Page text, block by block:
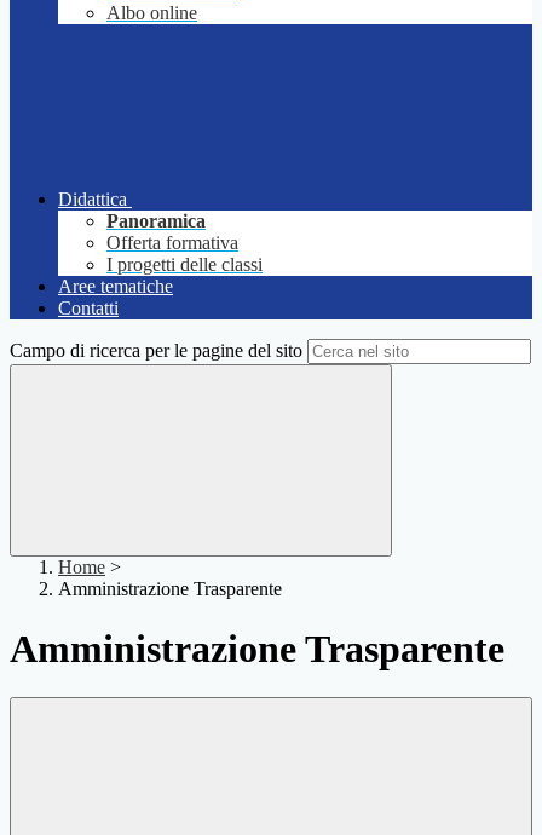
Albo online
Didattica
Panoramica
Offerta formativa
I progetti delle classi
Aree tematiche
Contatti
Campo di ricerca per le pagine del sito
Home >
Amministrazione Trasparente
Amministrazione Trasparente